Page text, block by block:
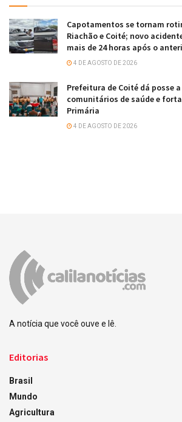
Capotamentos se tornam
Riachão e Coité; novo
mais de 24 horas após o
4 DE AGOSTO DE 2026
Prefeitura de Coité dá posse
comunitários de saúde e
Primária
4 DE AGOSTO DE 2026
A notícia que você ouve e lê.
Editorias
Brasil
Mundo
Agricultura